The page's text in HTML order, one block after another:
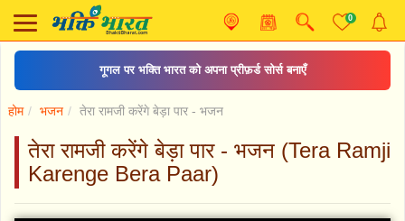
0
गूगल पर भक्ति भारत को अपना प्रीफ़र्ड सोर्स बनाएँ
होम भजन तेरा रामजी करेंगे बेड़ा पार - भजन
तेरा रामजी करेंगे बेड़ा पार - भजन (Tera Ramji
Karenge Bera Paar)